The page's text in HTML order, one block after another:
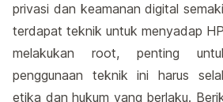
privasi dan keamanan digital
terdapat teknik untuk menyadap
melakukan root, penting
penggunaan teknik ini harus
etika dan hukum yang berlaku.